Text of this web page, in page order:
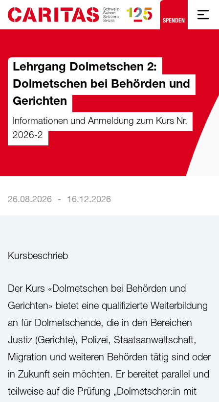
Zum Hauptinhalt springen
SPENDEN
Lehrgang Dolmetschen 2:
Dolmetschen bei Behörden und
Gerichten
Informationen und Anmeldung zum Kurs Nr.
2026-2
26.08.2026 - 16.12.2026
Kursbeschrieb
Der Kurs «Dolmetschen bei Behörden und
Gerichten» bietet eine qualifizierte Weiterbildung
an für Dolmetschende, die in den Bereichen
Justiz (Gerichte), Polizei, Staatsanwaltschaft,
Migration und weiteren Behörden tätig sind oder
in Zukunft sein möchten. Er bereitet parallel und
teilweise auf die Prüfung „Dolmetscher:in mit